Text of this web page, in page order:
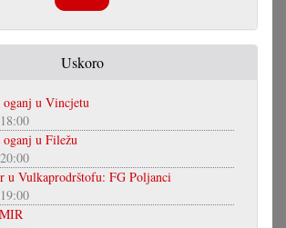
Uskoro
oganj u Vincjetu
u Filežu
u Vulkaprodrštofu: FG Poljanci